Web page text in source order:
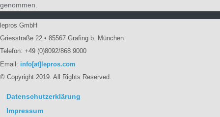
genommen.
lepros GmbH
Griesstraße 22 • 85567 Grafing b. München
Telefon: +49 (0)8092/868 9000
Email: info[at]lepros.com
© Copyright 2019. All Rights Reserved.
Datenschutzerklärung
Impressum